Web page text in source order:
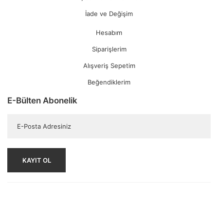
İade ve Değişim
Hesabım
Siparişlerim
Alışveriş Sepetim
Beğendiklerim
E-Bülten Abonelik
KAYIT OL